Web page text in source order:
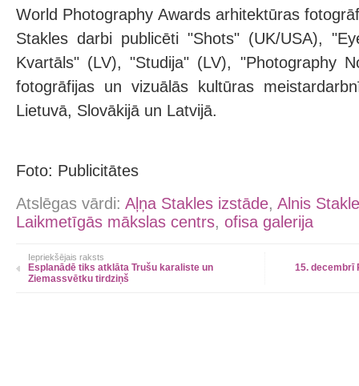
World Photography Awards arhitektūras
Stakles darbi publicēti "Shots" (UK/USA),
Kvartāls" (LV), "Studija" (LV), "Photography
fotogrāfijas un vizuālās kultūras
Lietuvā, Slovākijā un Latvijā.
Foto: Publicitātes
Atslēgas vārdi: Aļņa Stakles izstāde, Alnis Stakle
Laikmetīgās mākslas centrs, ofisa galerija
Iepriekšējais raksts
Esplanādē tiks atklāta Trušu karaliste un
Ziemassvētku tirdziņš
15. decembrī